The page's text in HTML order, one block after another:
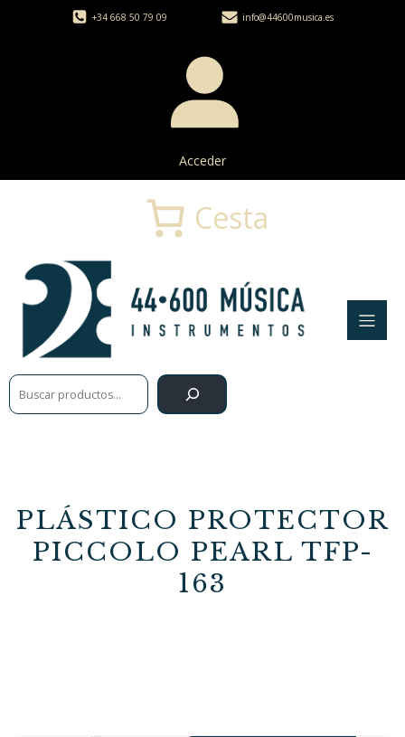
+34 668 50 79 09 info@44600musica.es
Acceder
Buscar
Cesta
PLÁSTICO PROTECTOR
PICCOLO PEARL TFP-
163